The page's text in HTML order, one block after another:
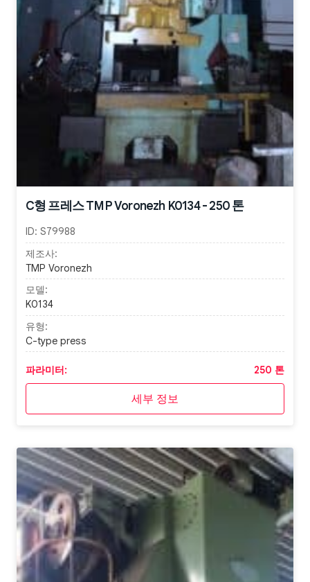
C형 프레스 TMP Voronezh K0134 - 250 톤
ID: S79988
제조사:
TMP Voronezh
모델:
K0134
유형:
C-type press
파라미터: 250 톤
세부 정보